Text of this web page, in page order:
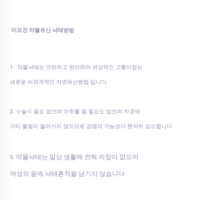
미프진 약물유산 낙태방법
1. 약물낙태는 안전하고 편리하며 외상적인 고통이없는
새로운 비외과적인 자연유산방법 입니다
2. 수술이 필요 없으며 마취를 할 필요도 없으며 자궁에
기타 물질이 들어가지 않으므로 감염의 가능성이 현저히 감소합니다
3. 약물낙태는 일상 생활에 전혀 지장이 없으며
여성의 몸에 낙태흔적을 남기지 않습니다